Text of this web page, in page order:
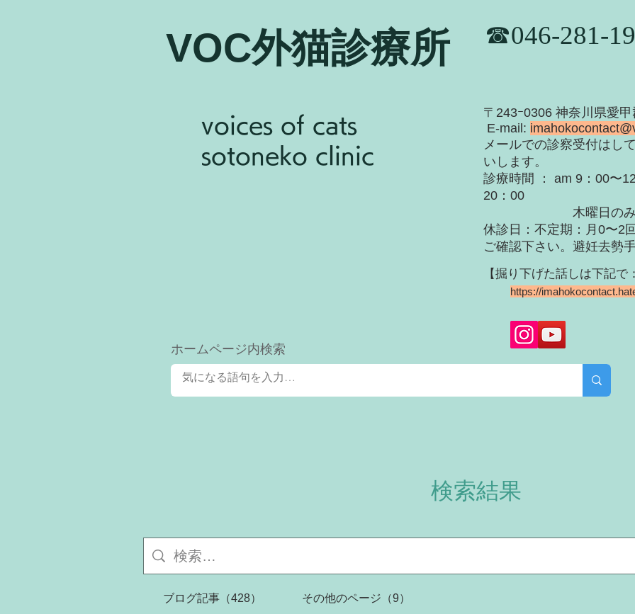
VOC外猫診療所 ​☎046-281-
voices of cats
sotoneko clinic
〒243ｰ0306 神奈川県愛
E-mail:
メールでの診察受付はし
いします。
診療時間 ： am 9：00〜
20：00
木曜日のみ〜
休診日：不定期：月0〜2
ご確認下さい。 避妊去勢
【掘り下げた話しは下記で
https://
​ホームページ内検索
検索結果
ブログ記事（428） その他のページ（9）